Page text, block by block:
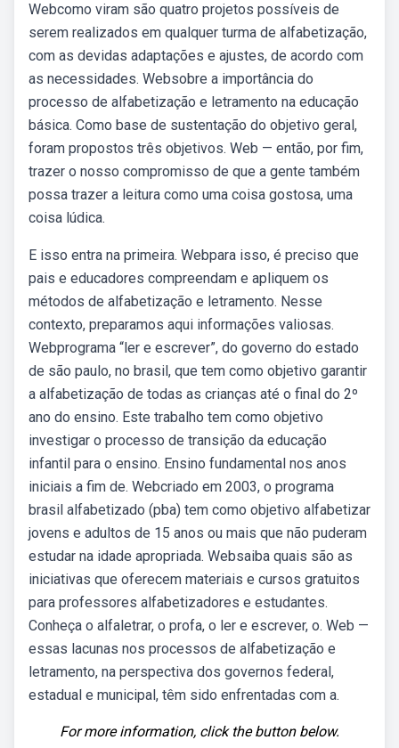
Webcomo viram são quatro projetos possíveis de
serem realizados em qualquer turma de alfabetização,
com as devidas adaptações e ajustes, de acordo com
as necessidades. Websobre a importância do
processo de alfabetização e letramento na educação
básica. Como base de sustentação do objetivo geral,
foram propostos três objetivos. Web — então, por fim,
trazer o nosso compromisso de que a gente também
possa trazer a leitura como uma coisa gostosa, uma
coisa lúdica.
E isso entra na primeira. Webpara isso, é preciso que
pais e educadores compreendam e apliquem os
métodos de alfabetização e letramento. Nesse
contexto, preparamos aqui informações valiosas.
Webprograma “ler e escrever”, do governo do estado
de são paulo, no brasil, que tem como objetivo garantir
a alfabetização de todas as crianças até o final do 2º
ano do ensino. Este trabalho tem como objetivo
investigar o processo de transição da educação
infantil para o ensino. Ensino fundamental nos anos
iniciais a fim de. Webcriado em 2003, o programa
brasil alfabetizado (pba) tem como objetivo alfabetizar
jovens e adultos de 15 anos ou mais que não puderam
estudar na idade apropriada. Websaiba quais são as
iniciativas que oferecem materiais e cursos gratuitos
para professores alfabetizadores e estudantes.
Conheça o alfaletrar, o profa, o ler e escrever, o. Web —
essas lacunas nos processos de alfabetização e
letramento, na perspectiva dos governos federal,
estadual e municipal, têm sido enfrentadas com a.
For more information, click the button below.